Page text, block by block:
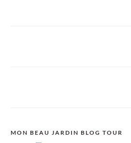
MON BEAU JARDIN BLOG TOUR